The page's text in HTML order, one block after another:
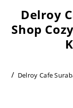
Delroy
Shop
Delroy Cafe